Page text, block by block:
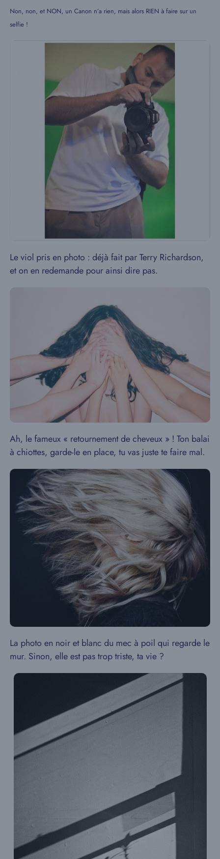
Non, non, et NON, un Canon n’a rien, mais alors RIEN à faire sur un
selfie !
Le viol pris en photo : déjà fait par Terry Richardson,
et on en redemande pour ainsi dire pas.
Ah, le fameux « retournement de cheveux » ! Ton balai
à chiottes, garde-le en place, tu vas juste te faire mal.
La photo en noir et blanc du mec à poil qui regarde le
mur. Sinon, elle est pas trop triste, ta vie ?